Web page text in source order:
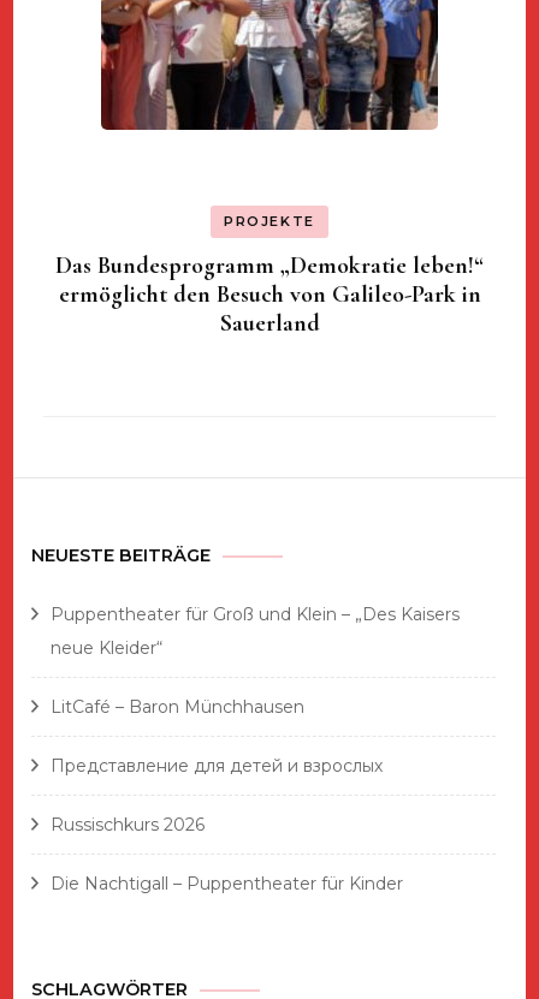
PROJEKTE
Das Bundesprogramm „Demokratie leben!“
ermöglicht den Besuch von Galileo-Park in
Sauerland
NEUESTE BEITRÄGE
Puppentheater für Groß und Klein – „Des Kaisers
neue Kleider“
LitCafé – Baron Münchhausen
Представление для детей и взрослых
Russischkurs 2026
Die Nachtigall – Puppentheater für Kinder
SCHLAGWÖRTER